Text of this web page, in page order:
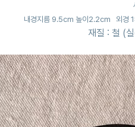
내경지름 9.5cm 높이2.2cm
외경
재질 : 철 (